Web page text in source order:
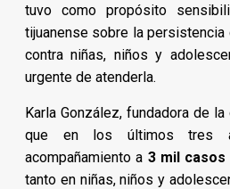
tuvo como propósito
tijuanense sobre la
contra niñas, niños y
urgente de atenderla.
Karla González, fundadora de
que en los últimos tres
acompañamiento a 3 mil
tanto en niñas, niños y